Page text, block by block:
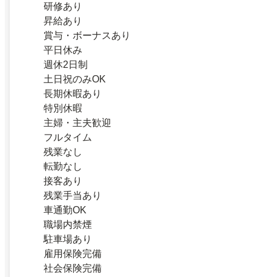
研修あり
昇給あり
賞与・ボーナスあり
平日休み
週休2日制
土日祝のみOK
長期休暇あり
特別休暇
主婦・主夫歓迎
フルタイム
残業なし
転勤なし
接客あり
残業手当あり
車通勤OK
職場内禁煙
駐車場あり
雇用保険完備
社会保険完備